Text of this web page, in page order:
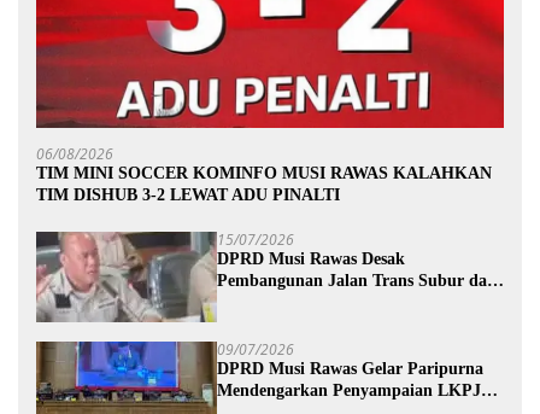
06/08/2026
TIM MINI SOCCER KOMINFO MUSI RAWAS KALAHKAN
TIM DISHUB 3-2 LEWAT ADU PINALTI
15/07/2026
DPRD Musi Rawas Desak
Pembangunan Jalan Trans Subur dan
09/07/2026
DPRD Musi Rawas Gelar Paripurna
Mendengarkan Penyampaian LKPJ